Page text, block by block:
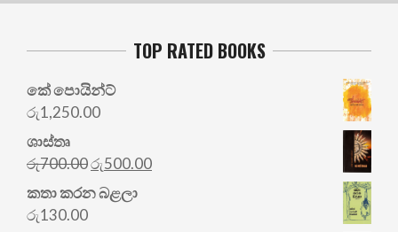
TOP RATED BOOKS
කේ පොයින්ට්
රු1,250.00
ශාස්තෘ
රු700.00Original
price
was:
රු500.00Current
කතා කරන බළලා
රු130.00